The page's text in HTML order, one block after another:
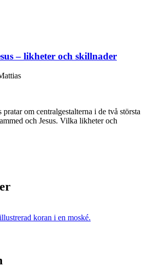
– likheter och skillnader
om centralgestalterna i de två största
och Jesus. Vilka likheter och